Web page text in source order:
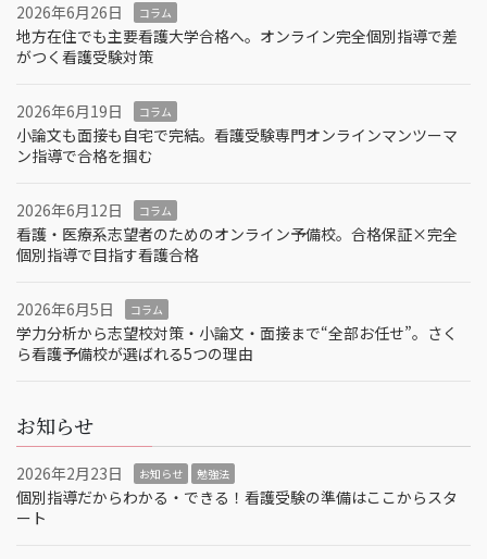
2026年6月26日 コラム
地方在住でも主要看護大学合格へ。オンライン完全個別指導で差
がつく看護受験対策
2026年6月19日 コラム
小論文も面接も自宅で完結。看護受験専門オンラインマンツーマ
ン指導で合格を掴む
2026年6月12日 コラム
看護・医療系志望者のためのオンライン予備校。合格保証×完全
個別指導で目指す看護合格
2026年6月5日 コラム
学力分析から志望校対策・小論文・面接まで“全部お任せ”。さく
ら看護予備校が選ばれる5つの理由
お知らせ
2026年2月23日 お知らせ 勉強法
個別指導だからわかる・できる！看護受験の準備はここからスタ
ート